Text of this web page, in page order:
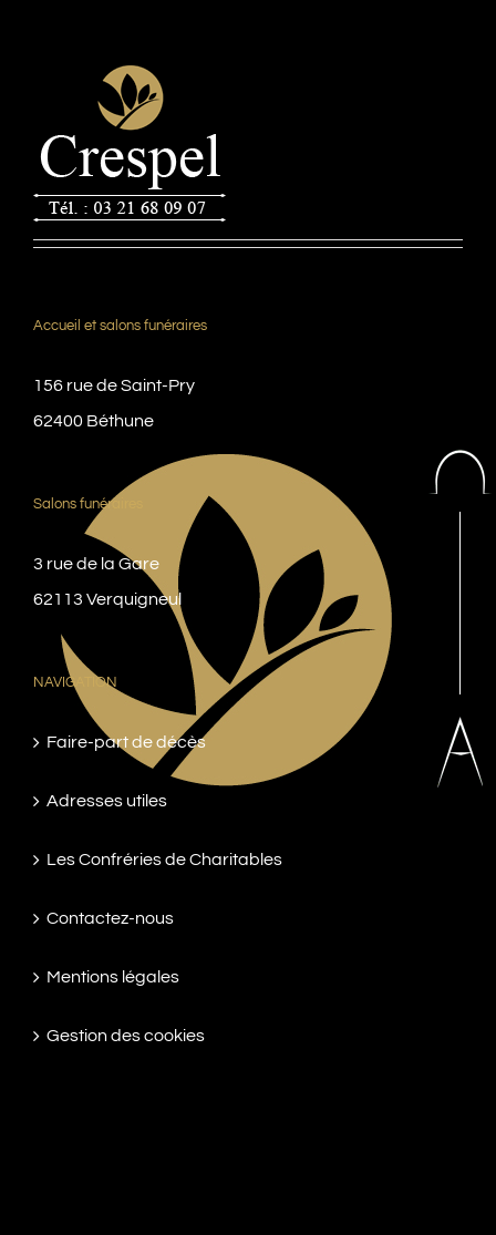
Accueil et salons funéraires
156 rue de Saint-Pry
62400 Béthune
Salons funéraires
3 rue de la Gare
62113 Verquigneul
NAVIGATION
Faire-part de décès
Adresses utiles
Les Confréries de Charitables
Contactez-nous
Mentions légales
Gestion des cookies